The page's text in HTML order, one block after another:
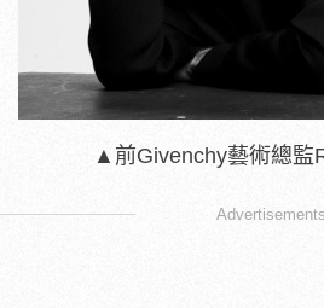
▲前Givenchy藝術總監
Advertisements